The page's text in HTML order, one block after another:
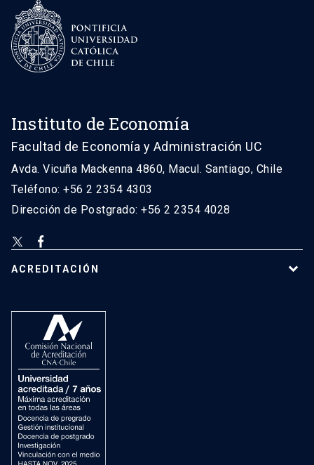
Instituto de Economía
Facultad de Economía y Administración UC
Avda. Vicuña Mackenna 4860, Macul. Santiago, Chile
Teléfono: +56 2 2354 4303
Dirección de Postgrado: +56 2 2354 4028
ACREDITACIÓN